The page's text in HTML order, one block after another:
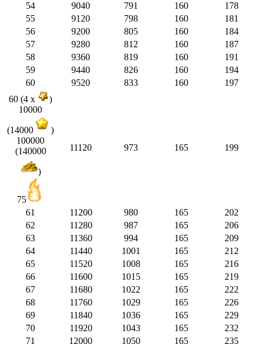
54
9040 791 160
178
55
9120 798 160
181
56
9200 805 160
184
57
9280 812 160
187
58
9360 819 160
191
59
9440 826 160
194
60
9520 833 160
197
60 (4 x
)
10000
(14000
)
100000
(140000
)
75
11120 973 165 199
61 11200 980 165
202
62
11280 987 165
206
63
11360 994 165
209
64
11440 1001 165
212
65
11520 1008 165
216
66
11600 1015 165
219
67
11680 1022 165
222
68
11760 1029 165
226
69
11840 1036 165
229
70
11920 1043 165
232
71
12000 1050 165 235